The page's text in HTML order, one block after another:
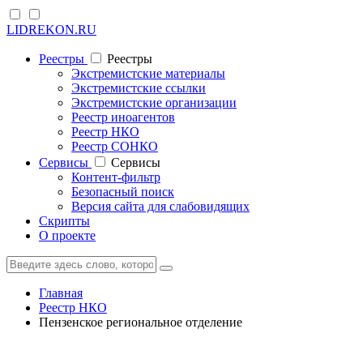
LIDREKON.RU
Реестры
Реестры
Экстремистские материалы
Экстремистские ссылки
Экстремистские организации
Реестр иноагентов
Реестр НКО
Реестр СОНКО
Cервисы
Cервисы
Контент-фильтр
Безопасный поиск
Версия сайта для слабовидящих
Скрипты
О проекте
Главная
Реестр НКО
Пензенское региональное отделение